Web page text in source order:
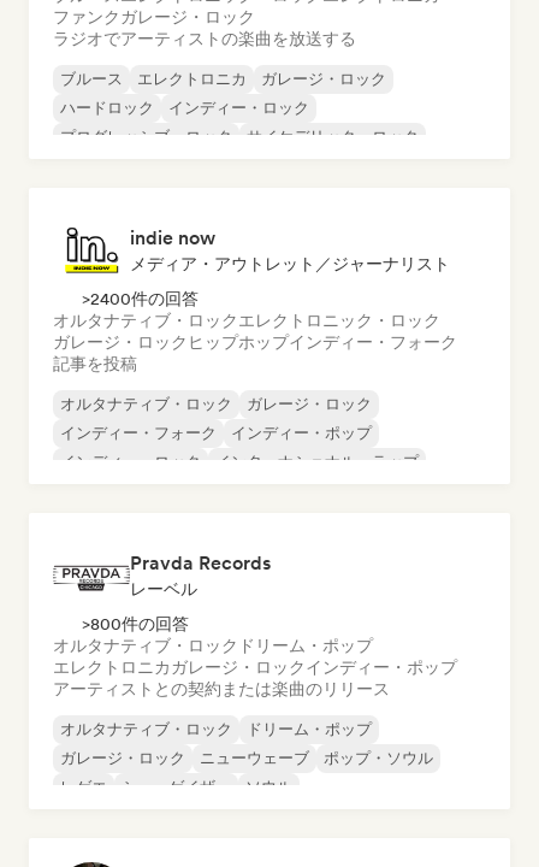
ファンクガレージ・ロック
ラジオでアーティストの楽曲を放送する
ブルース エレクトロニカ
ガレージ・ロック
ハードロック
インディー・ロック
プログレッシブ・ロック
サイケデリック・ロック
indie now
メディア・アウトレット／ジャーナリスト
>2400件の回答
オルタナティブ・ロックエレクトロニック・ロック
ガレージ・ロック ヒップホップインディー・フォーク
記事を投稿
オルタナティブ・ロック
ガレージ・ロック
インディー・フォーク
インディー・ポップ
インディー・ロック
インターナショナル・ラップ
Pravda Records
レーベル
>800件の回答
オルタナティブ・ロック ドリーム・ポップ
エレクトロニカガレージ・ロックインディー・ポップ
アーティストとの契約または楽曲のリリース
オルタナティブ・ロック
ドリーム・ポップ
ガレージ・ロック
ニューウェーブ
ポップ・ソウル
レゲエ
シューゲイザー ソウル